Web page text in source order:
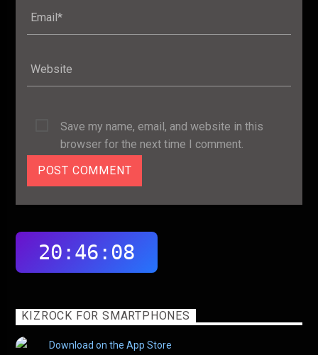
Save my name, email, and website in this
browser for the next time I comment.
KIZROCK FOR SMARTPHONES